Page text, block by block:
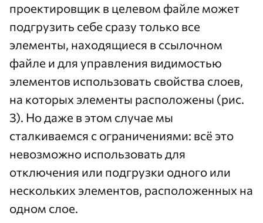
проектировщик в целевом файле может
подгрузить себе сразу только все
элементы, находящиеся в ссылочном
файле и для управления видимостью
элементов использовать свойства слоев,
на которых элементы расположены (рис.
3). Но даже в этом случае мы
сталкиваемся с ограничениями: всё это
невозможно использовать для
отключения или подгрузки одного или
нескольких элементов, расположенных на
одном слое.